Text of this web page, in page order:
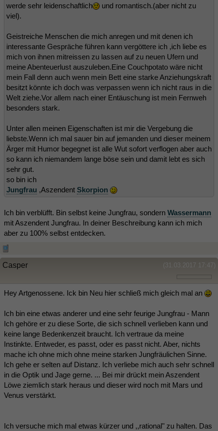
werde sehr leidenschaftlich
und romantisch.(aber nicht zu
viel).
Geistreiche Menschen die mich anregen und mit denen ich
interessante Gespräche führen kann vergöttere ich ,ich liebe es
mich von ihnen mitreissen zu lassen auf zu neuen Ufern und
meine Abenteuerlust auszuleben.Eine Couchpotato wäre nicht
mein Fall denn auch wenn mein Bett eine starke Anziehungskraft
besitzt könnte ich doch was verpassen wenn ich nicht raus in die
Welt ziehe.Vor allem nach einer Entäuschung ist mein Fernweh
besonders stark.
Unter allen meinen Eigenschaften ist mir die Vergebung die
liebste.Wenn ich mal sauer bin auf jemanden und dieser meinem
Ärger mit Humor begegnet ist alle Wut sofort verflogen aber auch
so kann ich niemandem lange böse sein und damit lebt es sich
sehr gut.
so bin ich
Jungfrau ,Aszendent Skorpion
Ich bin verblüfft. Bin selbst keine Jungfrau, sondern Wassermann
mit Aszendent Jungfrau. In deiner Beschreibung kann ich mich
aber zu 100% selbst entdecken.
(31.03.2017 17:47)
Casper
Hey Artgenossene. Ick bin Neu hier schließ mich gleich mal an
Ich bin eine etwas anderer und eine sehr feurige Jungfrau - Mann
Ich gehöre er zu diese Sorte, die sich schnell verlieben kann und
keine lange Bedenkenzeit braucht. Ich vertraue da meine
Instinkte. Entweder, es passt, oder es passt nicht. Aber, nichts
mache ich ohne mich ohne meine starken Jungfräulichen Sinne.
Ich gehe er selten auf Distanz. Ich verliebe mich auch sehr schnell
in die Optik und Jage gerne. ... Bei mir drückt mein Aszendent
Löwe ziemlich stark heraus und dieser wird noch mit Mars und
Venus verstärkt.
Ich versuche mich mal etwas kürzer und ,,rational" zu halten. Das